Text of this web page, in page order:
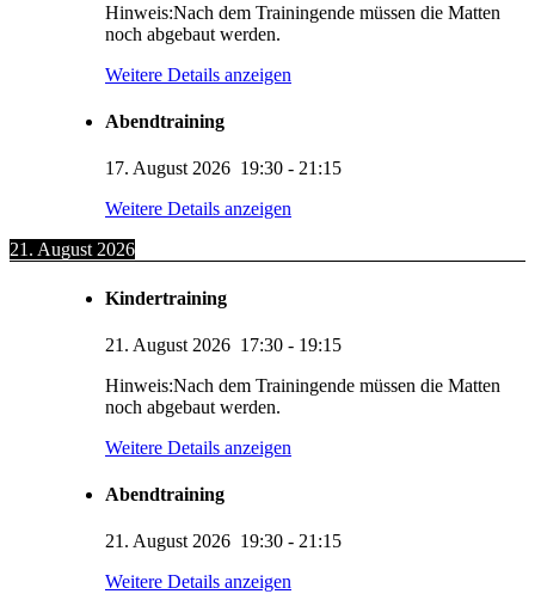
Hinweis:Nach dem Trainingende müssen die Matten
noch abgebaut werden.
Weitere Details anzeigen
Abendtraining
17. August 2026 19:30 - 21:15
Weitere Details anzeigen
21. August 2026
Kindertraining
21. August 2026 17:30 - 19:15
Hinweis:Nach dem Trainingende müssen die Matten
noch abgebaut werden.
Weitere Details anzeigen
Abendtraining
21. August 2026 19:30 - 21:15
Weitere Details anzeigen